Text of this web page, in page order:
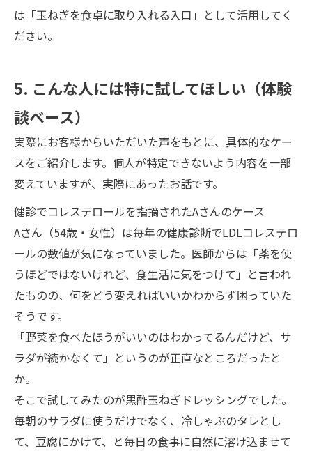
は「玉ねぎを食卓に取り入れる入口」として活用してく
ださい。
5. こんな人には特に試してほしい（体験
談ベース）
実際にお客様からいただいた声をもとに、具体的なケー
スをご紹介します。個人が特定できないよう内容を一部
変えていますが、実際にあったお話です。
健診でコレステロールを指摘されたAさんのケース
Aさん（54歳・女性）は毎年の健康診断でLDLコレステロ
ールの数値が気になっていました。医師からは「薬を使
うほどではないけれど、食生活に気をつけて」と言われ
たものの、何をどう変えればいいかわからず困っていた
そうです。
「野菜を食べたほうがいいのはわかってるんだけど、サ
ラダが続かなくて」というのが正直なところだったと
か。
そこで試してみたのが黒酢玉ねぎドレッシングでした。
毎朝のサラダに使うだけでなく、冷しゃぶのタレとし
て、豆腐にかけて、と毎日の食事に自然に溶け込ませて